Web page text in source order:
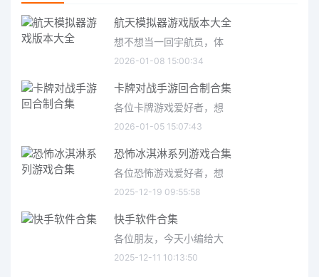
航天模拟器游戏版本大全
想不想当一回宇航员，体
2026-01-08 15:00:34
卡牌对战手游回合制合集
各位卡牌游戏爱好者，想
2026-01-05 15:07:43
恐怖冰淇淋系列游戏合集
各位恐怖游戏爱好者，想
2025-12-19 09:55:58
快手软件合集
各位朋友，今天小编给大
2025-12-11 10:13:50